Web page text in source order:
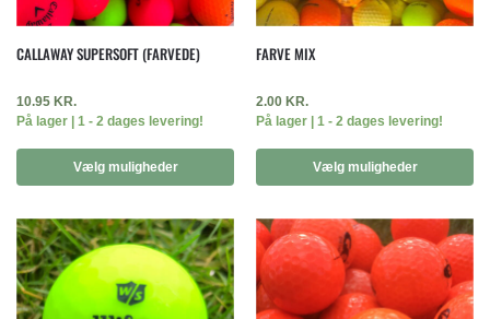
CALLAWAY SUPERSOFT (FARVEDE)
10.95 KR.
På lager | 1 - 2 dages levering!
Vælg muligheder
FARVE MIX
2.00 KR.
På lager | 1 - 2 dages levering!
Vælg muligheder